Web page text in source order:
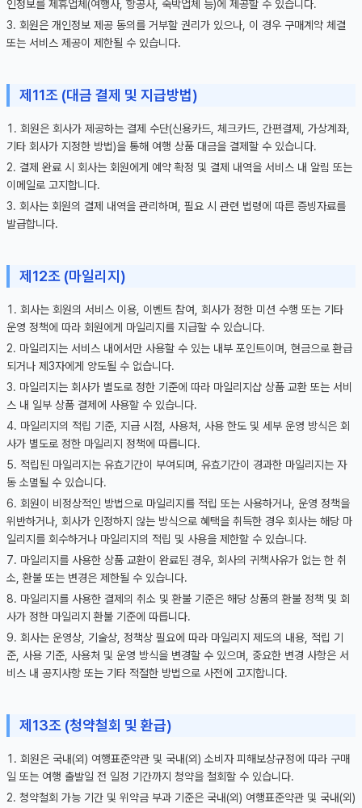
인정보를 제휴업체(여행사, 항공사, 숙박업체 등)에 제공할 수 있습니다.
회원은 개인정보 제공 동의를 거부할 권리가 있으나, 이 경우 구매계약 체결
또는 서비스 제공이 제한될 수 있습니다.
제11조 (대금 결제 및 지급방법)
회원은 회사가 제공하는 결제 수단(신용카드, 체크카드, 간편결제, 가상계좌,
기타 회사가 지정한 방법)을 통해 여행 상품 대금을 결제할 수 있습니다.
결제 완료 시 회사는 회원에게 예약 확정 및 결제 내역을 서비스 내 알림 또는
이메일로 고지합니다.
회사는 회원의 결제 내역을 관리하며, 필요 시 관련 법령에 따른 증빙자료를
발급합니다.
제12조 (마일리지)
회사는 회원의 서비스 이용, 이벤트 참여, 회사가 정한 미션 수행 또는 기타
운영 정책에 따라 회원에게 마일리지를 지급할 수 있습니다.
마일리지는 서비스 내에서만 사용할 수 있는 내부 포인트이며, 현금으로 환급
되거나 제3자에게 양도될 수 없습니다.
마일리지는 회사가 별도로 정한 기준에 따라 마일리지샵 상품 교환 또는 서비
스 내 일부 상품 결제에 사용할 수 있습니다.
마일리지의 적립 기준, 지급 시점, 사용처, 사용 한도 및 세부 운영 방식은 회
사가 별도로 정한 마일리지 정책에 따릅니다.
적립된 마일리지는 유효기간이 부여되며, 유효기간이 경과한 마일리지는 자
동 소멸될 수 있습니다.
회원이 비정상적인 방법으로 마일리지를 적립 또는 사용하거나, 운영 정책을
위반하거나, 회사가 인정하지 않는 방식으로 혜택을 취득한 경우 회사는 해당 마
일리지를 회수하거나 마일리지의 적립 및 사용을 제한할 수 있습니다.
마일리지를 사용한 상품 교환이 완료된 경우, 회사의 귀책사유가 없는 한 취
소, 환불 또는 변경은 제한될 수 있습니다.
마일리지를 사용한 결제의 취소 및 환불 기준은 해당 상품의 환불 정책 및 회
사가 정한 마일리지 환불 기준에 따릅니다.
회사는 운영상, 기술상, 정책상 필요에 따라 마일리지 제도의 내용, 적립 기
준, 사용 기준, 사용처 및 운영 방식을 변경할 수 있으며, 중요한 변경 사항은 서
비스 내 공지사항 또는 기타 적절한 방법으로 사전에 고지합니다.
제13조 (청약철회 및 환급)
회원은 국내(외) 여행표준약관 및 국내(외) 소비자 피해보상규정에 따라 구매
일 또는 여행 출발일 전 일정 기간까지 청약을 철회할 수 있습니다.
청약철회 가능 기간 및 위약금 부과 기준은 국내(외) 여행표준약관 및 국내(외)